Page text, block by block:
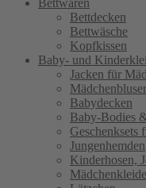
Bettwaren
Bettdecken
Bettwäsche
Kopfkissen
Baby- und
Jacken für
Babydecken
Baby-Bodies
Jungenhemden
Kinderhosen,